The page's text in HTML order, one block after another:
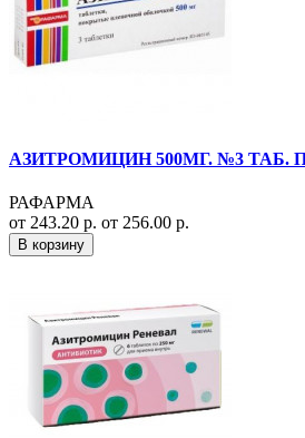
АЗИТРОМИЦИН 500МГ. №3 ТАБ.
РАФАРМА
от 243.20 р. от 256.00 р.
В корзину